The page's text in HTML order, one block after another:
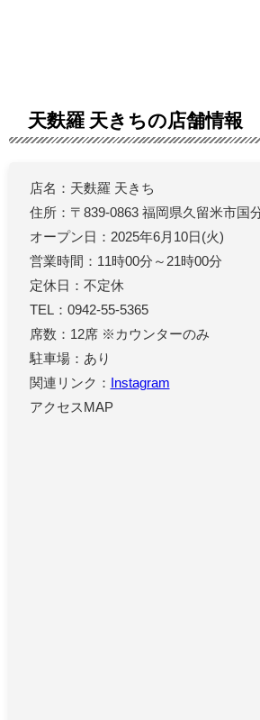
天麩羅 天きちの店舗情報
店名：天麩羅 天きち
住所：〒839-0863 福岡県久留米市国
オープン日：2025年6月10日(火)
営業時間：11時00分～21時00分
定休日：不定休
TEL：0942-55-5365
席数：12席 ※カウンターのみ
駐車場：あり
関連リンク：
Instagram
アクセスMAP